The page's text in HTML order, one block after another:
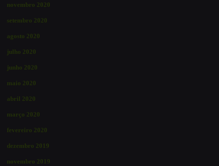
novembro 2020
setembro 2020
agosto 2020
julho 2020
junho 2020
maio 2020
abril 2020
março 2020
fevereiro 2020
dezembro 2019
novembro 2019